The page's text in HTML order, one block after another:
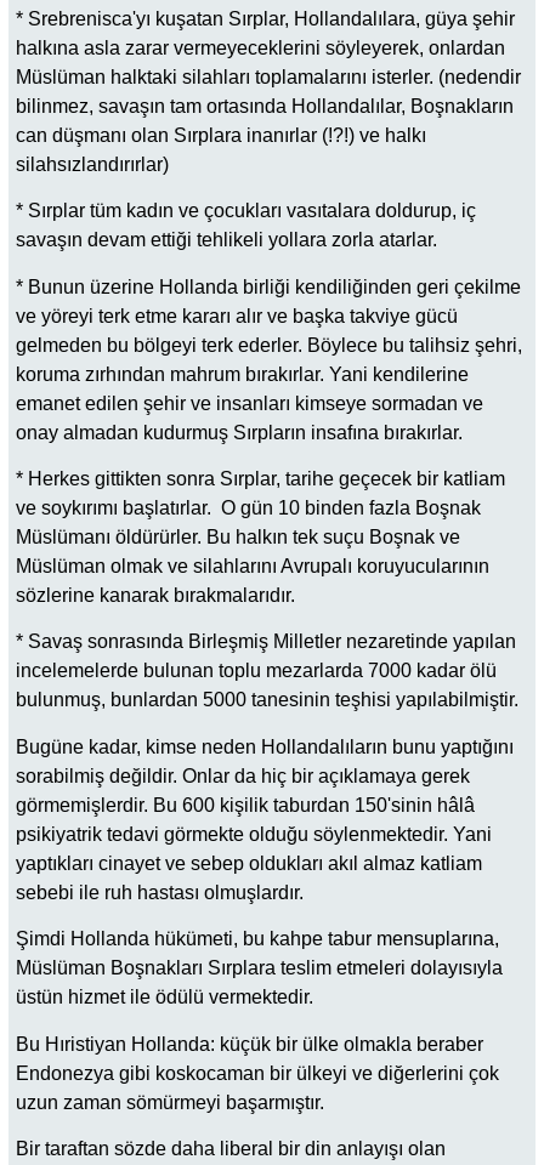
* Srebrenisca'yı kuşatan Sırplar, Hollandalılara, güya şehir
halkına asla zarar vermeyeceklerini söyleyerek, onlardan
Müslüman halktaki silahları toplamalarını isterler. (nedendir
bilinmez, savaşın tam ortasında Hollandalılar, Boşnakların
can düşmanı olan Sırplara inanırlar (!?!) ve halkı
silahsızlandırırlar)
* Sırplar tüm kadın ve çocukları vasıtalara doldurup, iç
savaşın devam ettiği tehlikeli yollara zorla atarlar.
* Bunun üzerine Hollanda birliği kendiliğinden geri çekilme
ve yöreyi terk etme kararı alır ve başka takviye gücü
gelmeden bu bölgeyi terk ederler. Böylece bu talihsiz şehri,
koruma zırhından mahrum bırakırlar. Yani kendilerine
emanet edilen şehir ve insanları kimseye sormadan ve
onay almadan kudurmuş Sırpların insafına bırakırlar.
* Herkes gittikten sonra Sırplar, tarihe geçecek bir katliam
ve soykırımı başlatırlar. O gün 10 binden fazla Boşnak
Müslümanı öldürürler. Bu halkın tek suçu Boşnak ve
Müslüman olmak ve silahlarını Avrupalı koruyucularının
sözlerine kanarak bırakmalarıdır.
* Savaş sonrasında Birleşmiş Milletler nezaretinde yapılan
incelemelerde bulunan toplu mezarlarda 7000 kadar ölü
bulunmuş, bunlardan 5000 tanesinin teşhisi yapılabilmiştir.
Bugüne kadar, kimse neden Hollandalıların bunu yaptığını
sorabilmiş değildir. Onlar da hiç bir açıklamaya gerek
görmemişlerdir. Bu 600 kişilik taburdan 150'sinin hâlâ
psikiyatrik tedavi görmekte olduğu söylenmektedir. Yani
yaptıkları cinayet ve sebep oldukları akıl almaz katliam
sebebi ile ruh hastası olmuşlardır.
Şimdi Hollanda hükümeti, bu kahpe tabur mensuplarına,
Müslüman Boşnakları Sırplara teslim etmeleri dolayısıyla
üstün hizmet ile ödülü vermektedir.
Bu Hıristiyan Hollanda: küçük bir ülke olmakla beraber
Endonezya gibi koskocaman bir ülkeyi ve diğerlerini çok
uzun zaman sömürmeyi başarmıştır.
Bir taraftan sözde daha liberal bir din anlayışı olan